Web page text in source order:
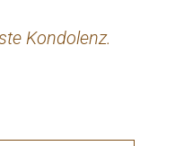
Kondolenz.